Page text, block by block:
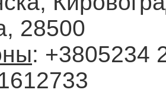
28500
: +3805234